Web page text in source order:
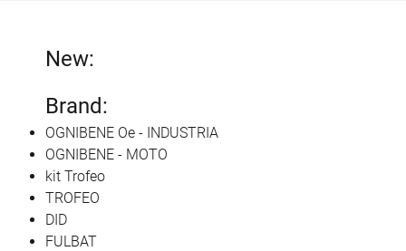
New:
Brand:
OGNIBENE Oe - INDUSTRIA
OGNIBENE - MOTO
kit Trofeo
TROFEO
DID
FULBAT